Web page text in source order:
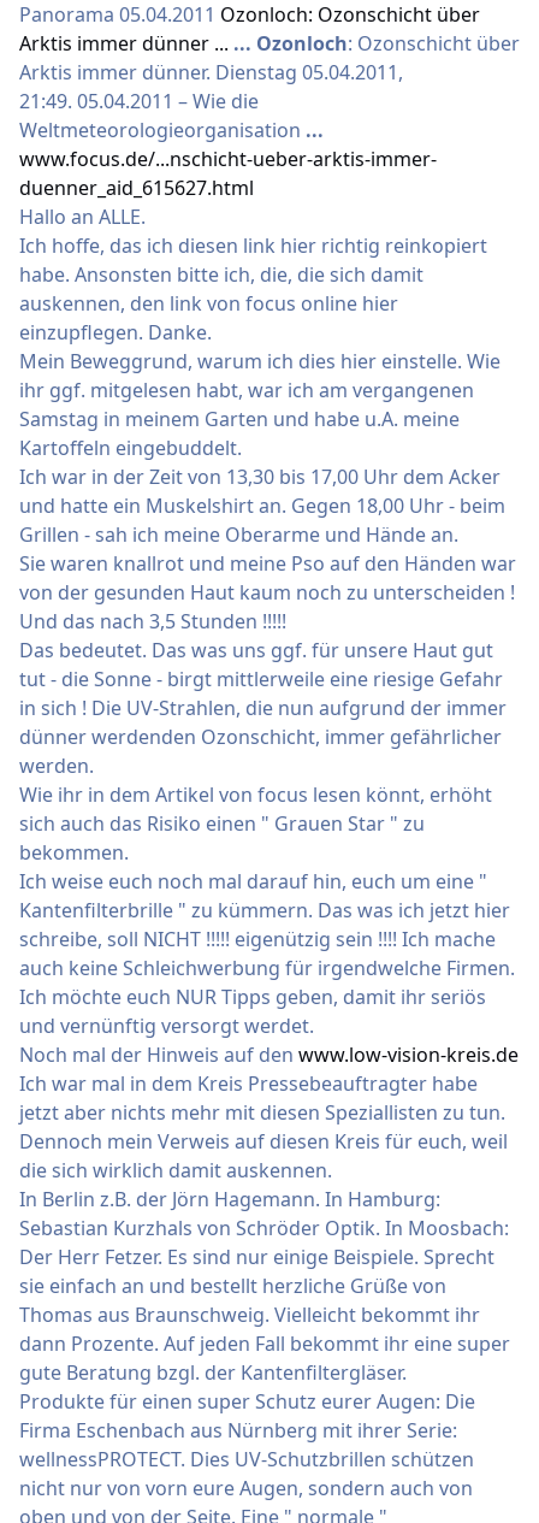
Panorama 05.04.2011 Ozonloch: Ozonschicht über
Arktis immer dünner ... ... Ozonloch: Ozonschicht über
Arktis immer dünner. Dienstag 05.04.2011,
21:49. 05.04.2011 – Wie die
Weltmeteorologieorganisation ...
www.focus.de/...nschicht-ueber-arktis-immer-
duenner_aid_615627.html
Hallo an ALLE.
Ich hoffe, das ich diesen link hier richtig reinkopiert
habe. Ansonsten bitte ich, die, die sich damit
auskennen, den link von focus online hier
einzupflegen. Danke.
Mein Beweggrund, warum ich dies hier einstelle. Wie
ihr ggf. mitgelesen habt, war ich am vergangenen
Samstag in meinem Garten und habe u.A. meine
Kartoffeln eingebuddelt.
Ich war in der Zeit von 13,30 bis 17,00 Uhr dem Acker
und hatte ein Muskelshirt an. Gegen 18,00 Uhr - beim
Grillen - sah ich meine Oberarme und Hände an.
Sie waren knallrot und meine Pso auf den Händen war
von der gesunden Haut kaum noch zu unterscheiden !
Und das nach 3,5 Stunden !!!!!
Das bedeutet. Das was uns ggf. für unsere Haut gut
tut - die Sonne - birgt mittlerweile eine riesige Gefahr
in sich ! Die UV-Strahlen, die nun aufgrund der immer
dünner werdenden Ozonschicht, immer gefährlicher
werden.
Wie ihr in dem Artikel von focus lesen könnt, erhöht
sich auch das Risiko einen " Grauen Star " zu
bekommen.
Ich weise euch noch mal darauf hin, euch um eine "
Kantenfilterbrille " zu kümmern. Das was ich jetzt hier
schreibe, soll NICHT !!!!! eigenützig sein !!!! Ich mache
auch keine Schleichwerbung für irgendwelche Firmen.
Ich möchte euch NUR Tipps geben, damit ihr seriös
und vernünftig versorgt werdet.
Noch mal der Hinweis auf den www.low-vision-kreis.de
Ich war mal in dem Kreis Pressebeauftragter habe
jetzt aber nichts mehr mit diesen Speziallisten zu tun.
Dennoch mein Verweis auf diesen Kreis für euch, weil
die sich wirklich damit auskennen.
In Berlin z.B. der Jörn Hagemann. In Hamburg:
Sebastian Kurzhals von Schröder Optik. In Moosbach:
Der Herr Fetzer. Es sind nur einige Beispiele. Sprecht
sie einfach an und bestellt herzliche Grüße von
Thomas aus Braunschweig. Vielleicht bekommt ihr
dann Prozente. Auf jeden Fall bekommt ihr eine super
gute Beratung bzgl. der Kantenfiltergläser.
Produkte für einen super Schutz eurer Augen: Die
Firma Eschenbach aus Nürnberg mit ihrer Serie:
wellnessPROTECT. Dies UV-Schutzbrillen schützen
nicht nur von vorn eure Augen, sondern auch von
oben und von der Seite. Eine " normale "